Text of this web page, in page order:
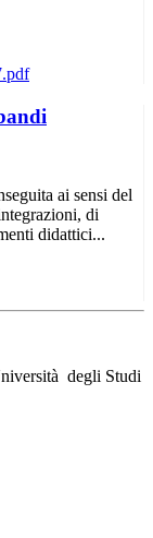
ai sensi del
di
didattici...
degli Studi